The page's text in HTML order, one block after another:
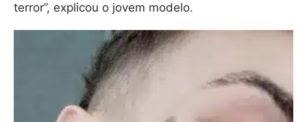
terror”, explicou o jovem modelo.